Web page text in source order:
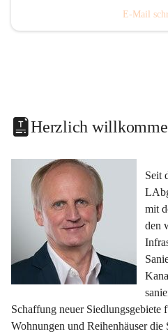
E-Mail
Herzlich
Seit
mit
den
Schaffung neuer Siedlungsgebiete
Wohnungen und Reihenhäuser die